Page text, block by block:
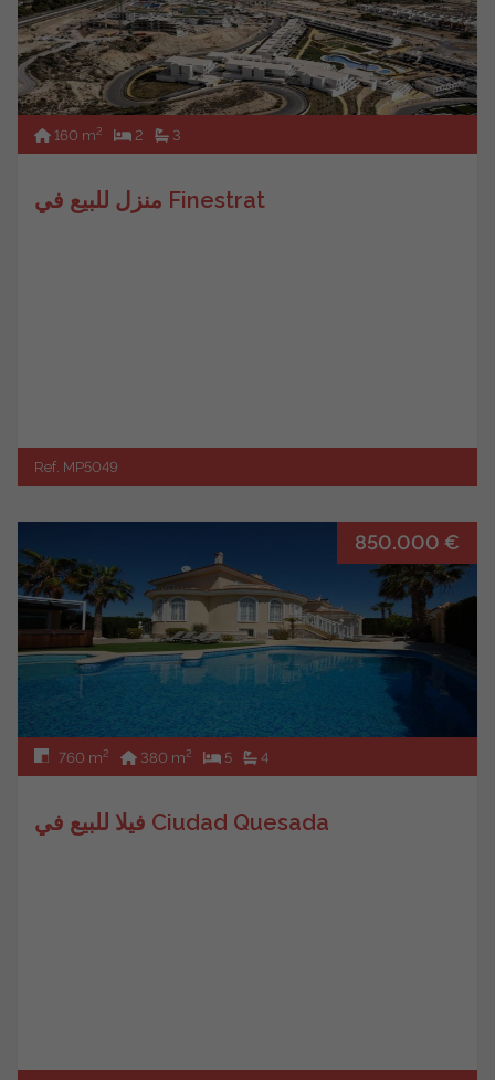
160 m2 2 3
منزل للبيع في Finestrat
Ref. MP5049
850.000 €
760 m2 380 m2 5 4
فيلا للبيع في Ciudad Quesada